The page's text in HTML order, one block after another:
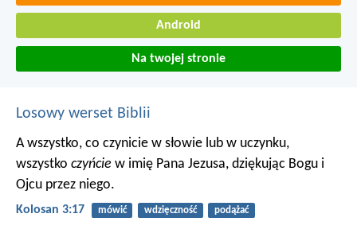
Android
Na twojej stronie
Losowy werset Biblii
A wszystko, co czynicie w słowie lub w uczynku,
wszystko czyńcie w imię Pana Jezusa, dziękując Bogu i
Ojcu przez niego.
Kolosan 3:17 mówić wdzięczność podążać